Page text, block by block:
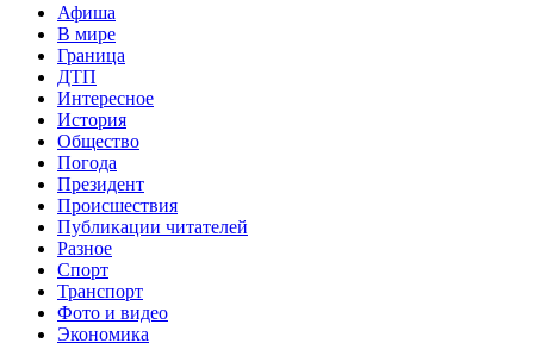
Афиша
В мире
Граница
ДТП
Интересное
История
Общество
Погода
Президент
Происшествия
Публикации читателей
Разное
Спорт
Транспорт
Фото и видео
Экономика